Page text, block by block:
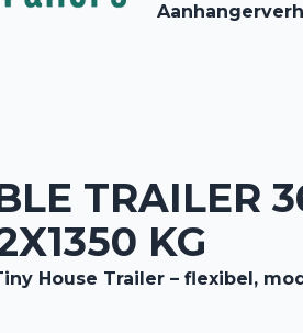
TRAILER
KG
House Trailer – flexibel,